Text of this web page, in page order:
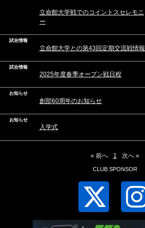
立命館大学戦でのコイントスセレモニ
ー
試合情報
立命館大学との第43回定期交流戦情報
試合情報
2025年度春季オープン戦日程
お知らせ
創部60周年のお知らせ
お知らせ
入学式
« 前へ 1 次へ »
CLUB SPONSOR